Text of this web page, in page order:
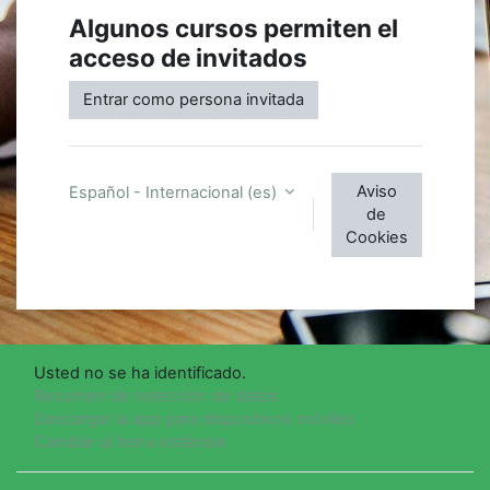
Algunos cursos permiten el
acceso de invitados
Entrar como persona invitada
Español - Internacional ‎(es)‎
Aviso
de
Cookies
Usted no se ha identificado.
Resumen de retención de datos
Descargar la app para dispositivos móviles
Cambiar al tema estándar